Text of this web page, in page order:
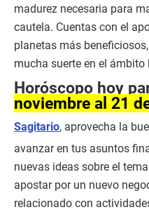
madurez necesaria para
cautela. Cuentas con el
planetas más
mucha suerte en el ámbito
Horóscopo hoy
noviembre al 21
Sagitario, aprovecha la
avanzar en tus asuntos
nuevas ideas sobre el
apostar por un nuevo
relacionado con